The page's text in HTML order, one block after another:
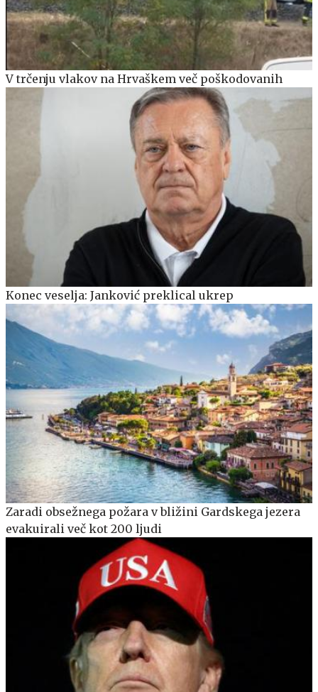
V trčenju vlakov na Hrvaškem več poškodovanih
Konec veselja: Janković preklical ukrep
Zaradi obsežnega požara v bližini Gardskega jezera
evakuirali več kot 200 ljudi